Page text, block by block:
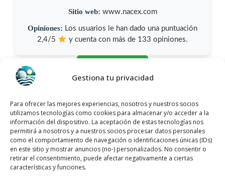
Gestiona tu privacidad
Para ofrecer las mejores experiencias, nosotros y nuestros socios
utilizamos tecnologías como cookies para almacenar y/o acceder a la
información del dispositivo. La aceptación de estas tecnologías nos
permitirá a nosotros y a nuestros socios procesar datos personales
como el comportamiento de navegación o identificaciones únicas (IDs)
en este sitio y mostrar anuncios (no-) personalizados. No consentir o
retirar el consentimiento, puede afectar negativamente a ciertas
características y funciones.
Sitio web: www.nacex.com
Opiniones: Los usuarios le han dado una puntuación
2,4/5
y cuenta con más de 133 opiniones.
Nacexse encuentra ubicado en C/ Medico
Temístocles Almagro, 24, 03300 Orihuela,
Alicante, España, utiliza el siguientemapa
para llegar fácilmente: